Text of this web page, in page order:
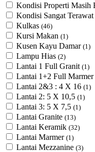
Kondisi Properti Masih
Kondisi Sangat Terawat
Kulkas (46)
Kursi Makan (1)
Kusen Kayu Damar (1)
Lampu Hias (2)
Lantai 1 Full Granit (1)
Lantai 1+2 Full Marmer
Lantai 2&3 : 4 X 16 (1)
Lantai 2: 5 X 10,5 (1)
Lantai 3: 5 X 7,5 (1)
Lantai Granite (13)
Lantai Keramik (32)
Lantai Marmer (1)
Lantai Mezzanine (3)